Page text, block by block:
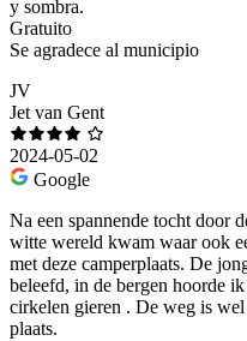
y sombra.
Gratuito
Se agradece al municipio
JV
Jet van Gent
2024-05-02
Google
Na een spannende tocht door
witte wereld kwam waar ook
met deze camperplaats. De
beleefd, in de bergen hoorde
cirkelen gieren . De weg is
plaats.